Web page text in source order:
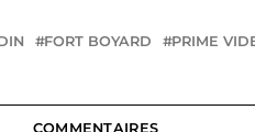
FORT BOYARD PRIME
COMMENTAIRES